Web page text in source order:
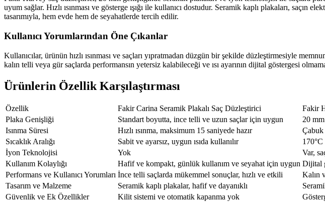
uyum sağlar. Hızlı ısınması ve gösterge ışığı ile kullanıcı dostudur. Seramik kaplı plakaları,
tasarımıyla, hem evde hem de seyahatlerde tercih edilir.
Kullanıcı Yorumlarından Öne Çıkanlar
Kullanıcılar, ürünün hızlı ısınması ve saçları yıpratmadan düzgün bir şekilde düzleştirmesiyle
kalın telli veya gür saçlarda performansın yetersiz kalabileceği ve ısı ayarının dijital göstergesi
Ürünlerin Özellik Karşılaştırması
Özellik Fakir Carina Seramik Plakalı Saç Düzleştirici
Fakir
Plaka Genişliği
Standart boyutta, ince telli ve uzun saçlar için uygun
20
Isınma Süresi
Hızlı ısınma, maksimum 15 saniyede hazır
Çabuk
Sıcaklık Aralığı
Sabit ve ayarsız, uygun ısıda kullanılır
170°C
İyon Teknolojisi
Yok
Var,
Kullanım Kolaylığı
Hafif ve kompakt, günlük kullanım ve seyahat için uygun Dijital
Performans ve Kullanıcı Yorumları İnce telli saçlarda mükemmel sonuçlar, hızlı ve etkili
Kalın
Tasarım ve Malzeme
Seramik kaplı plakalar, hafif ve dayanıklı
Güvenlik ve Ek Özellikler
Kilit sistemi ve otomatik kapanma yok